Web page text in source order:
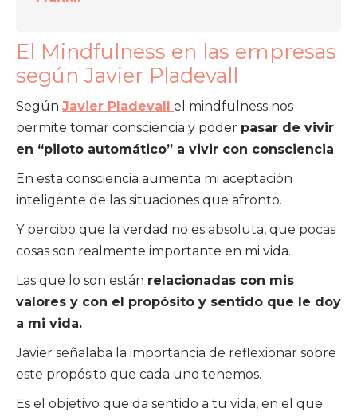
El Mindfulness en las empresas
según Javier Pladevall
Según Javier Pladevall el mindfulness nos
permite tomar consciencia y poder pasar de vivir
en “piloto automático” a vivir con consciencia.
En esta consciencia aumenta mi aceptación
inteligente de las situaciones que afronto.
Y percibo que la verdad no es absoluta, que pocas
cosas son realmente importante en mi vida.
Las que lo son están relacionadas con mis
valores y con el propósito y sentido que le doy
a mi vida.
Javier señalaba la importancia de reflexionar sobre
este propósito que cada uno tenemos.
Es el objetivo que da sentido a tu vida, en el que